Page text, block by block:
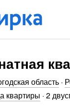
область ·
квартиры · 2